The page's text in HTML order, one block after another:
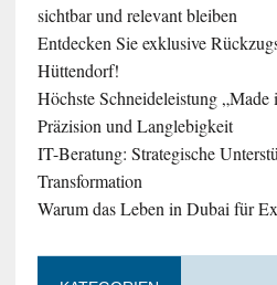
sichtbar und relevant bleiben
Entdecken Sie exklusive
Hüttendorf!
Höchste Schneideleistung
Präzision und Langlebigkeit
IT-Beratung: Strategische
Transformation
Warum das Leben in Dubai für